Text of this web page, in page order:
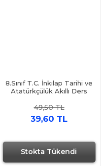
Stokta Tükendi
8.Sınıf T.C. İnkılap Tarihi ve
Atatürkçülük Akıllı Ders
49,50 TL
39,60 TL